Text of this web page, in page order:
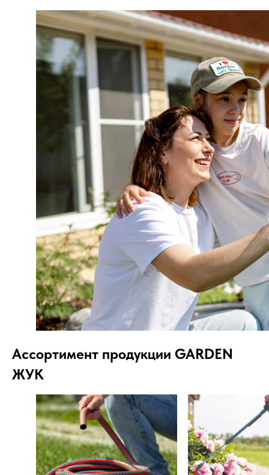
Ассортимент продукции GARDEN
ЖУК